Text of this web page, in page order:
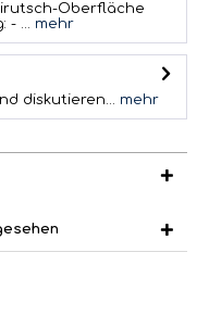
Oberfläche
- ... mehr
diskutieren... mehr